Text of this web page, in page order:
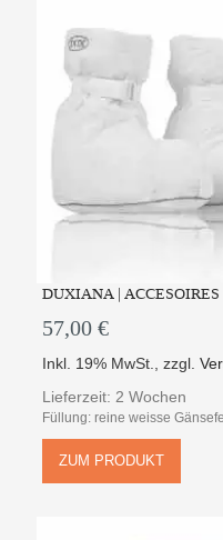
DUXIANA |
57,00 €
Inkl. 19% MwSt. ,zzgl.
Lieferzeit: 2 Wochen
Füllung: reine weisse
ZUM PRODUKT